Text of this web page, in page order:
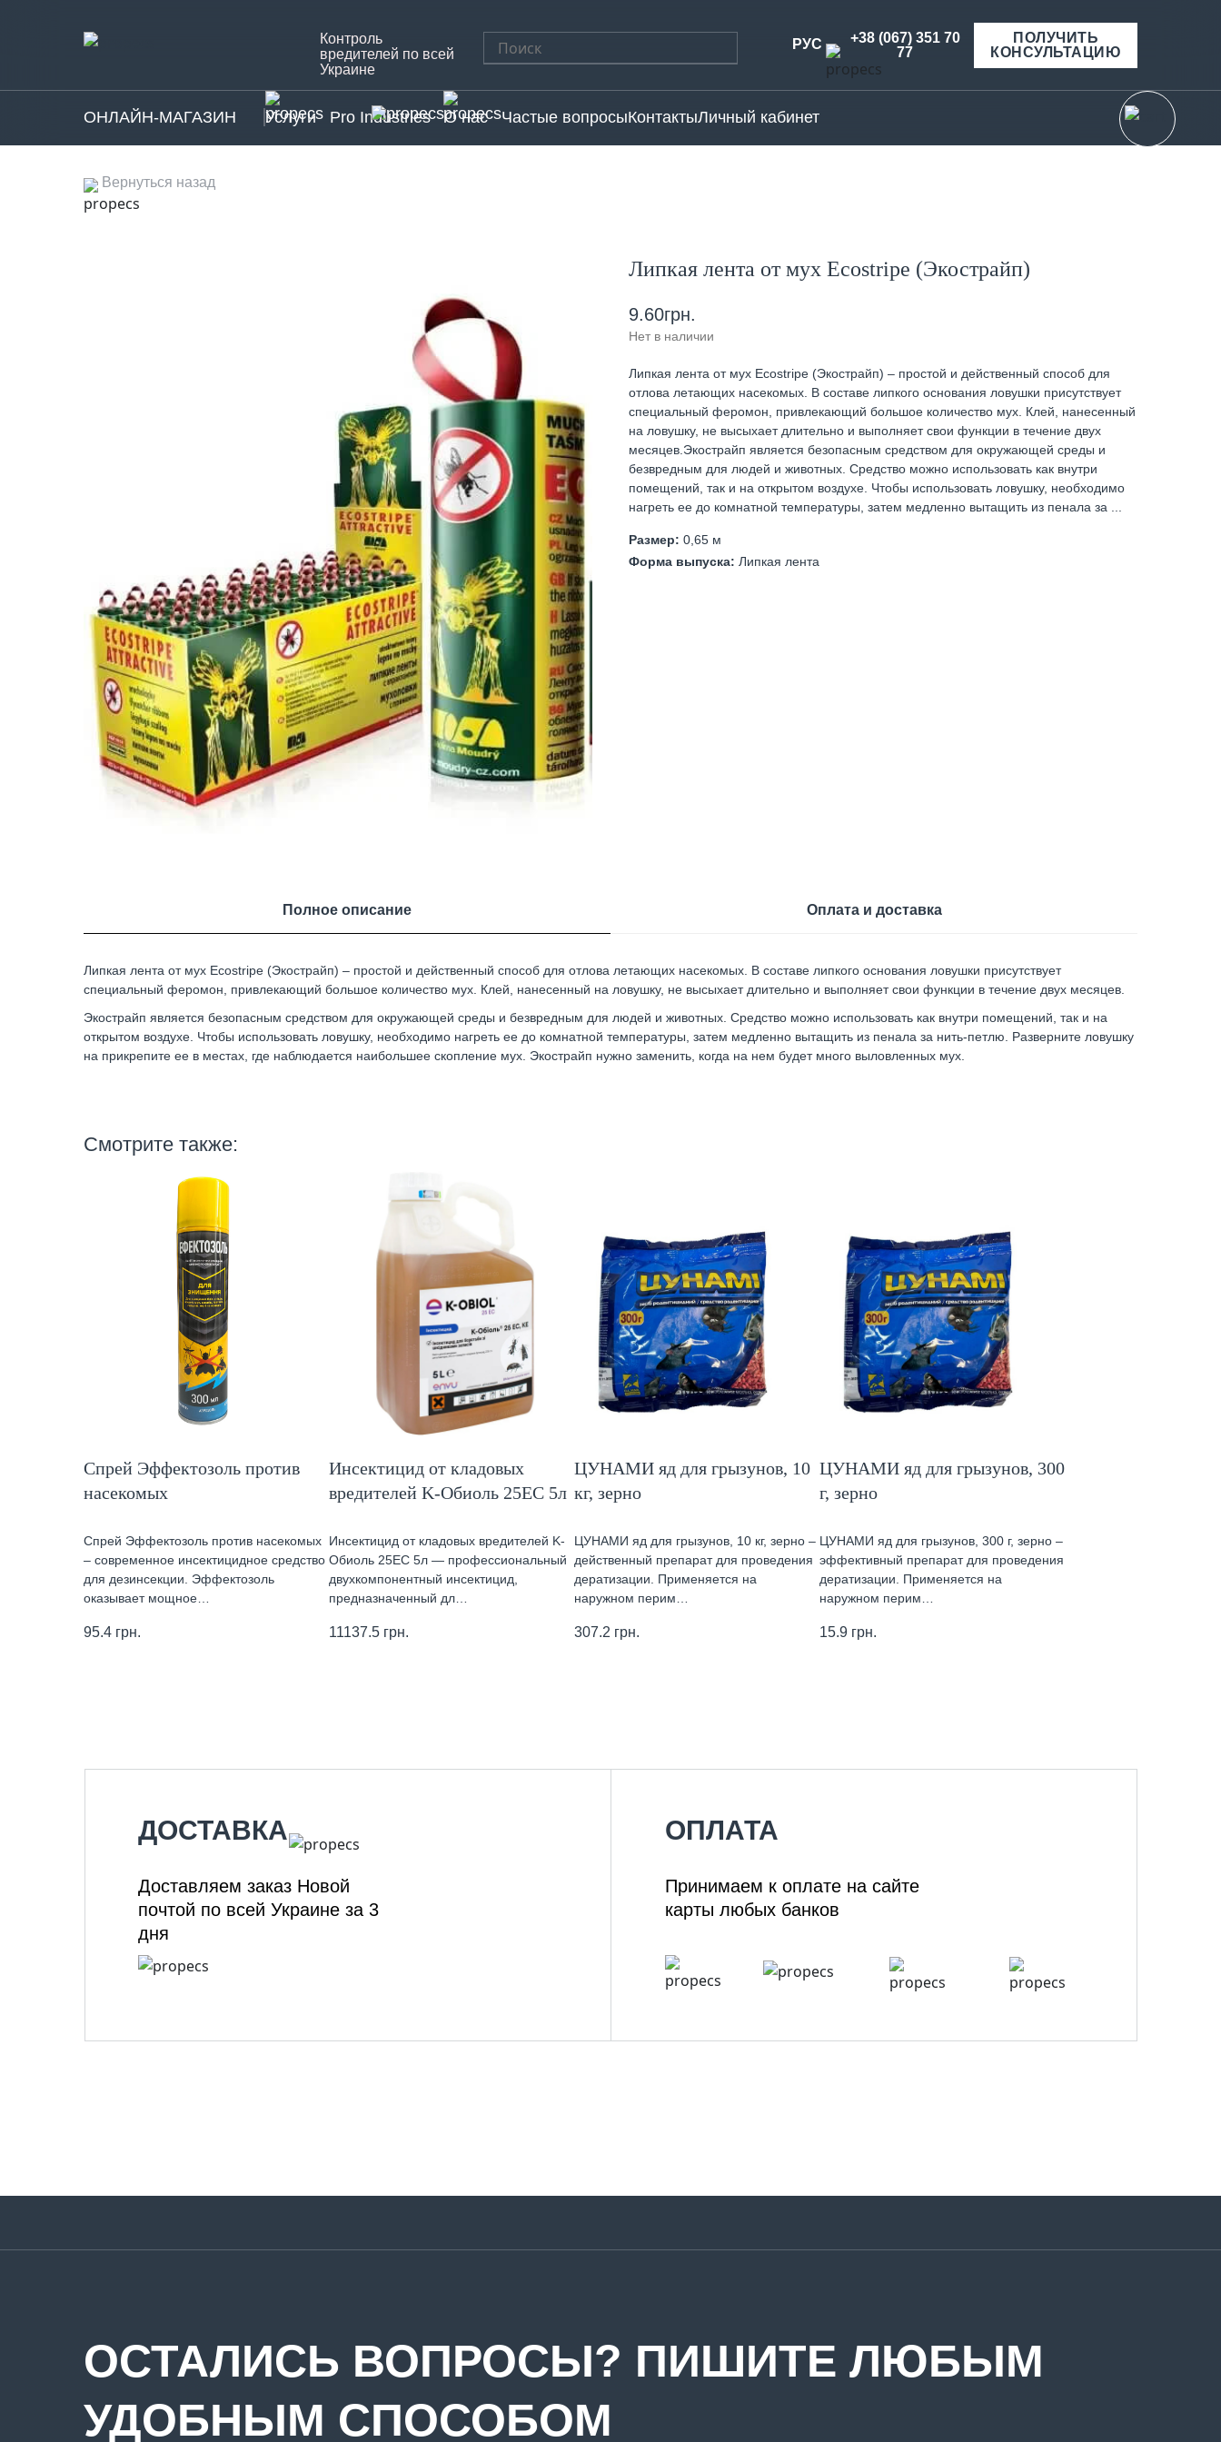
Контроль
вредителей по всей
Украине
ПОЛУЧИТЬ
КОНСУЛЬТАЦИЮ
+38 (067) 351 70
77
РУС
Найти:
ОНЛАЙН-МАГАЗИН Услуги Pro Industries О нас Частые вопросыКонтактыЛичный кабинет
Вернуться назад
Липкая лента от мух Ecostripe (Экострайп)
9.60грн.
Нет в наличии
Липкая лента от мух Ecostripe (Экострайп) – простой и действенный способ для
отлова летающих насекомых. В составе липкого основания ловушки присутствует
специальный феромон, привлекающий большое количество мух. Клей, нанесенный
на ловушку, не высыхает длительно и выполняет свои функции в течение двух
месяцев.Экострайп является безопасным средством для окружающей среды и
безвредным для людей и животных. Средство можно использовать как внутри
помещений, так и на открытом воздухе. Чтобы использовать ловушку, необходимо
нагреть ее до комнатной температуры, затем медленно вытащить из пенала за ...
Размер: 0,65 м
Форма выпуска: Липкая лента
Полное описание Оплата и доставка
Липкая лента от мух Ecostripe (Экострайп) – простой и действенный способ для отлова летающих насекомых. В составе липкого основания ловушки присутствует
специальный феромон, привлекающий большое количество мух. Клей, нанесенный на ловушку, не высыхает длительно и выполняет свои функции в течение двух месяцев.
Экострайп является безопасным средством для окружающей среды и безвредным для людей и животных. Средство можно использовать как внутри помещений, так и на
открытом воздухе. Чтобы использовать ловушку, необходимо нагреть ее до комнатной температуры, затем медленно вытащить из пенала за нить-петлю. Разверните ловушку
на прикрепите ее в местах, где наблюдается наибольшее скопление мух. Экострайп нужно заменить, когда на нем будет много выловленных мух.
Смотрите также:
Спрей Эффектозоль против
насекомых
Спрей Эффектозоль против насекомых
– современное инсектицидное средство
для дезинсекции. Эффектозоль
оказывает мощное…
95.4 грн.
Инсектицид от кладовых
вредителей K-Обиоль 25ЕС 5л
Инсектицид от кладовых вредителей K-
Обиоль 25ЕС 5л — профессиональный
двухкомпонентный инсектицид,
предназначенный дл…
11137.5 грн.
ЦУНАМИ яд для грызунов, 10
кг, зерно
ЦУНАМИ яд для грызунов, 10 кг, зерно –
действенный препарат для проведения
дератизации. Применяется на
наружном перим…
307.2 грн.
ЦУНАМИ яд для грызунов, 300
г, зерно
ЦУНАМИ яд для грызунов, 300 г, зерно –
эффективный препарат для проведения
дератизации. Применяется на
наружном перим…
15.9 грн.
ДОСТАВКА
Доставляем заказ Новой
почтой по всей Украине за 3
дня
ОПЛАТА
Принимаем к оплате на сайте
карты любых банков
ОСТАЛИСЬ ВОПРОСЫ? ПИШИТЕ ЛЮБЫМ
УДОБНЫМ СПОСОБОМ